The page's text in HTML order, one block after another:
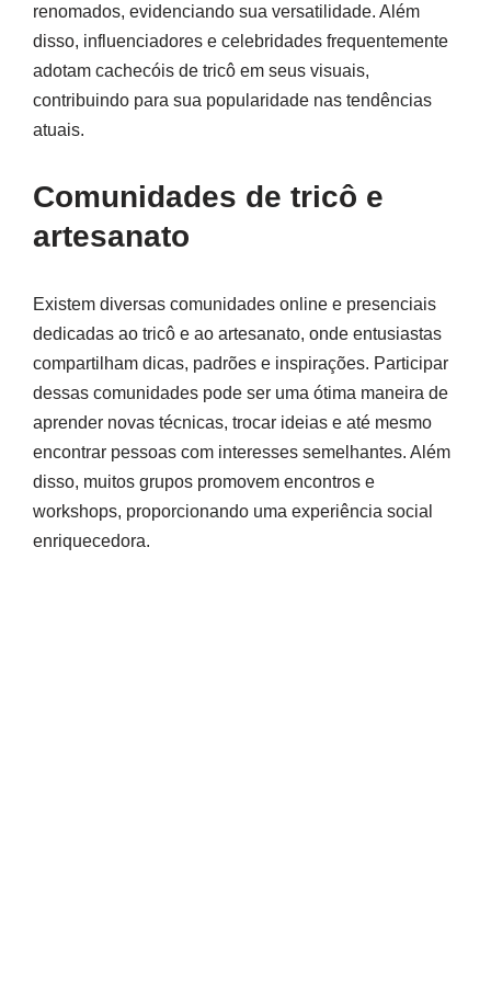
renomados, evidenciando sua versatilidade. Além
disso, influenciadores e celebridades frequentemente
adotam cachecóis de tricô em seus visuais,
contribuindo para sua popularidade nas tendências
atuais.
Comunidades de tricô e
artesanato
Existem diversas comunidades online e presenciais
dedicadas ao tricô e ao artesanato, onde entusiastas
compartilham dicas, padrões e inspirações. Participar
dessas comunidades pode ser uma ótima maneira de
aprender novas técnicas, trocar ideias e até mesmo
encontrar pessoas com interesses semelhantes. Além
disso, muitos grupos promovem encontros e
workshops, proporcionando uma experiência social
enriquecedora.